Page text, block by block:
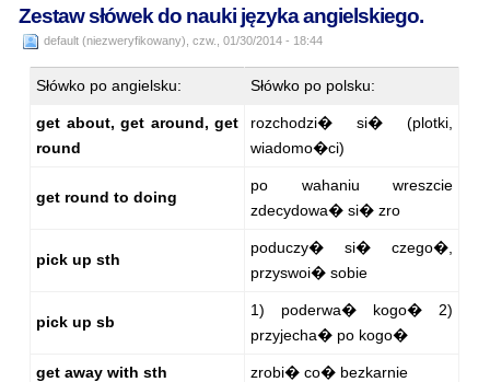
Zestaw słówek do nauki języka angielskiego.
default (niezweryfikowany), czw., 01/30/2014 - 18:44
Słówko po angielsku: Słówko po polsku:
get about, get around, get
round
rozchodzi� si� (plotki,
wiadomo�ci)
get round to doing
po wahaniu wreszcie
zdecydowa� si� zro
pick up sth
poduczy� si� czego�,
przyswoi� sobie
pick up sb
1) poderwa� kogo� 2)
przyjecha� po kogo�
get away with sth zrobi� co� bezkarnie